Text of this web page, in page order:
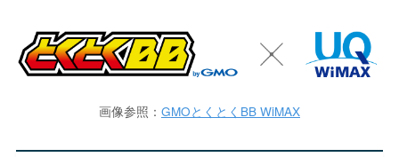
画像参照： GMOとくとくBB WiMAX